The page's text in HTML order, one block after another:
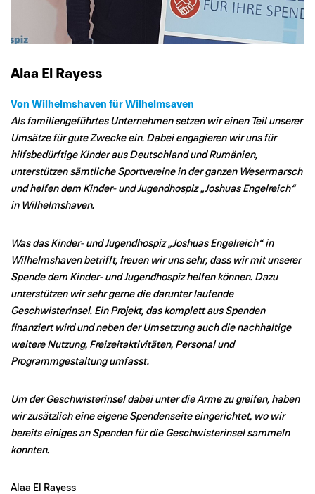
Alaa El Rayess
Von Wilhelmshaven für Wilhelmsaven
Als familiengeführtes Unternehmen setzen wir einen Teil unserer
Umsätze für gute Zwecke ein. Dabei engagieren wir uns für
hilfsbedürftige Kinder aus Deutschland und Rumänien,
unterstützen sämtliche Sportvereine in der ganzen Wesermarsch
und helfen dem Kinder- und Jugendhospiz „Joshuas Engelreich“
in Wilhelmshaven.
Was das Kinder- und Jugendhospiz „Joshuas Engelreich“ in
Wilhelmshaven betrifft, freuen wir uns sehr, dass wir mit unserer
Spende dem Kinder- und Jugendhospiz helfen können. Dazu
unterstützen wir sehr gerne die darunter laufende
Geschwisterinsel. Ein Projekt, das komplett aus Spenden
finanziert wird und neben der Umsetzung auch die nachhaltige
weitere Nutzung, Freizeitaktivitäten, Personal und
Programmgestaltung umfasst.
Um der Geschwisterinsel dabei unter die Arme zu greifen, haben
wir zusätzlich eine eigene Spendenseite eingerichtet, wo wir
bereits einiges an Spenden für die Geschwisterinsel sammeln
konnten.
Alaa El Rayess